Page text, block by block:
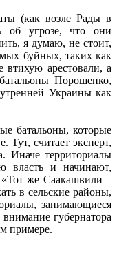
(как возле Рады в
об угрозе, что они
я думаю, не стоит,
буйных, таких как
арестовали, а
Порошенко,
Украины как
батальоны, которые
Тут, считает эксперт,
Иначе территориалы
власть и начинают,
«Тот же Саакашвили –
в сельские районы,
занимающиеся
губернатора
примере.